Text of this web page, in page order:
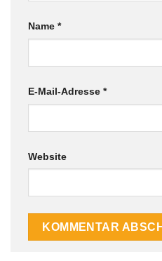
Name *
E-Mail-Adresse *
Website